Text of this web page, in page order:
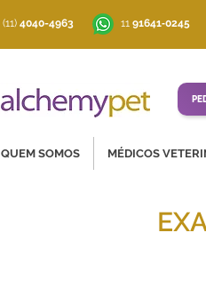
(11) 4040-4963 ‪11 91641‑0245
QUEM SOMOS MÉDICOS